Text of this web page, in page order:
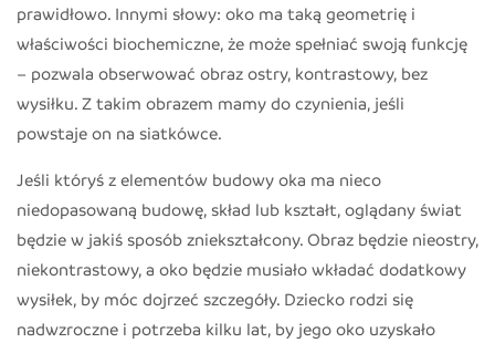
prawidłowo. Innymi słowy: oko ma taką geometrię i
właściwości biochemiczne, że może spełniać swoją funkcję
– pozwala obserwować obraz ostry, kontrastowy, bez
wysiłku. Z takim obrazem mamy do czynienia, jeśli
powstaje on na siatkówce.
Jeśli któryś z elementów budowy oka ma nieco
niedopasowaną budowę, skład lub kształt, oglądany świat
będzie w jakiś sposób zniekształcony. Obraz będzie nieostry,
niekontrastowy, a oko będzie musiało wkładać dodatkowy
wysiłek, by móc dojrzeć szczegóły. Dziecko rodzi się
nadwzroczne i potrzeba kilku lat, by jego oko uzyskało